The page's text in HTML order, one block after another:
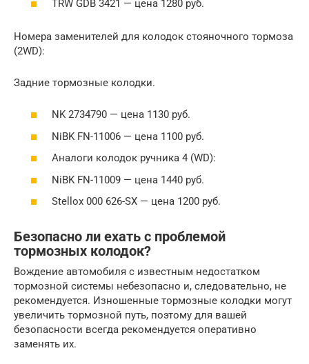
TRW GDB 3421 — цена 1280 руб.
Номера заменителей для колодок стояночного тормоза
(2WD):
Задние тормозные колодки.
NK 2734790 — цена 1130 руб.
NiBK FN-11006 — цена 1100 руб.
Аналоги колодок ручника 4 (WD):
NiBK FN-11009 — цена 1440 руб.
Stellox 000 626-SX — цена 1200 руб.
Безопасно ли ехать с проблемой
тормозных колодок?
Вождение автомобиля с известным недостатком
тормозной системы небезопасно и, следовательно, не
рекомендуется. Изношенные тормозные колодки могут
увеличить тормозной путь, поэтому для вашей
безопасности всегда рекомендуется оперативно
заменять их.